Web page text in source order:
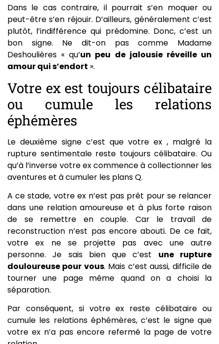
Dans le cas contraire, il pourrait s’en moquer ou
peut-être s’en réjouir. D’ailleurs, généralement c’est
plutôt, l’indifférence qui prédomine. Donc, c’est un
bon signe. Ne dit-on pas comme Madame
Deshoulières « qu’un peu de jalousie réveille un
amour qui s’endort ».
Votre ex est toujours célibataire
ou cumule les relations
éphémères
Le deuxième signe c’est que votre ex , malgré la
rupture sentimentale reste toujours célibataire. Ou
qu’à l’inverse votre ex commence à collectionner les
aventures et à cumuler les plans Q.
A ce stade, votre ex n’est pas prêt pour se relancer
dans une relation amoureuse et à plus forte raison
de se remettre en couple. Car le travail de
reconstruction n’est pas encore abouti. De ce fait,
votre ex ne se projette pas avec une autre
personne. Je sais bien que c’est une rupture
douloureuse pour vous. Mais c’est aussi, difficile de
tourner une page même quand on a choisi la
séparation.
Par conséquent, si votre ex reste célibataire ou
cumule les relations éphémères, c’est le signe que
votre ex n’a pas encore refermé la page de votre